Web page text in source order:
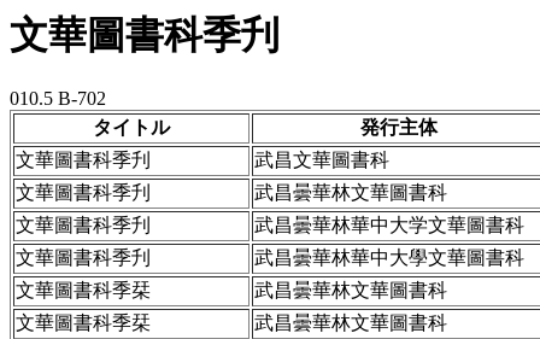
文華圖書科季刋
010.5 B-702
タイトル
発行主体
文華圖書科季刋
武昌文華圖書科
文華圖書科季刋
武昌曇華林文華圖書科
文華圖書科季刋
武昌曇華林華中大学文華圖書科
文華圖書科季刋
武昌曇華林華中大學文華圖書科
文華圖書科季栞
武昌曇華林文華圖書科
文華圖書科季栞
武昌曇華林文華圖書科